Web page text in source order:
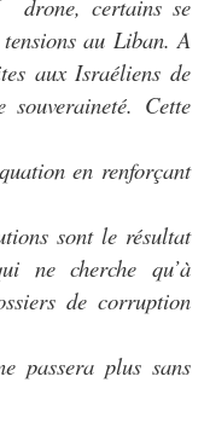
drone, certains se
au Liban. A
aux Israéliens de
Cette
en renforçant
sont le résultat
ne cherche qu’à
de corruption
passera plus sans